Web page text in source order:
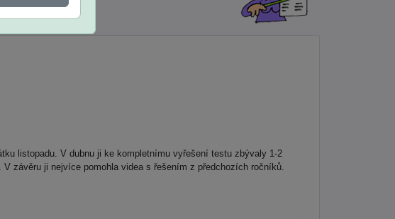
listopadu. V dubnu ji ke kompletnímu vyřešení testu zbývaly 1-2
závěru ji nejvíce pomohla videa s řešením z předchozích ročníků.